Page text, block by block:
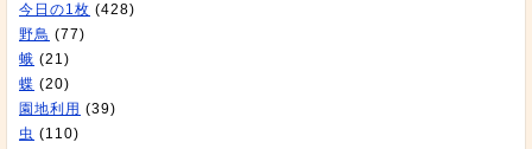
今日の1枚 (428)
野鳥 (77)
蛾 (21)
蝶 (20)
園地利用 (39)
虫 (110)